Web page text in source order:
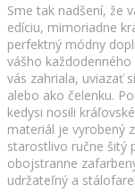
Sme tak nadšení, že
edíciu, mimoriadne
perfektný módny
vášho
vás zahriala, uviazať
alebo ako čelenku.
kedysi nosili
materiál je vyrobený
starostlivo ručne šitý
obojstranne
udržateľný a